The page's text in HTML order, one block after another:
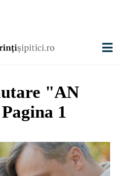
"AN
1